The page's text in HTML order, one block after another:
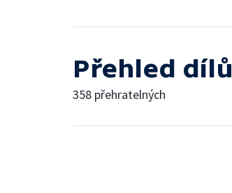
Přehled dílů
358 přehratelných